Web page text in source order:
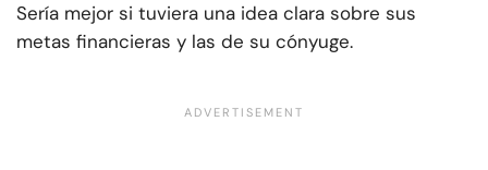
Sería mejor si tuviera una idea clara sobre sus
metas financieras y las de su cónyuge.